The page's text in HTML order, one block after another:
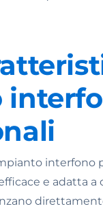
interfono
e adatta